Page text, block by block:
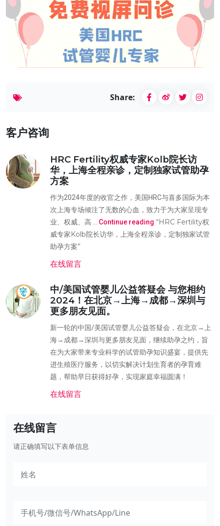
Share:
客户咨询
HRC Fertility权威专家Kolb院长访
华，上海全程亲诊，定制独家试管助孕
方案
作为2024年度的收官之作，美国HRC与喜多国际为本
次上海专场倾注了无数的心血，致力于为大家呈现专
业、权威、高 … Continue reading “HRC Fertility权
威专家Kolb院长访华，上海全程亲诊，定制独家试管
助孕方案”
在线留言
中/美国试管婴儿公益答疑会 与您相约
2024！在北京→上海→成都→深圳与
更多朋友见面。
新一轮的中国/美国试管婴儿公益答疑会，在北京→上
海→成都→深圳与更多朋友见面，继续助孕之约，旨
在为大家带来专业科学的试管助孕知识盛宴，提供先
进生殖医疗服务，以切实解决计划生育者的孕育难
题，帮助早日获得好孕，实现家庭幸福圆满！
在线留言
在线留言
请正确填写以下表单信息